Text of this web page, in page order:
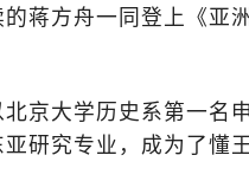
蒋方舟一同登上《亚
京大学历史系第一名
研究专业，成为了懂